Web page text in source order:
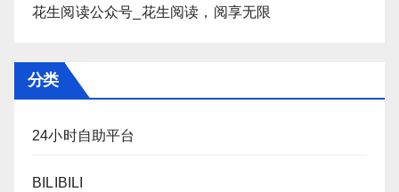
花生阅读公众号_花生阅读，阅享无限
分类
24小时自助平台
BILIBILI